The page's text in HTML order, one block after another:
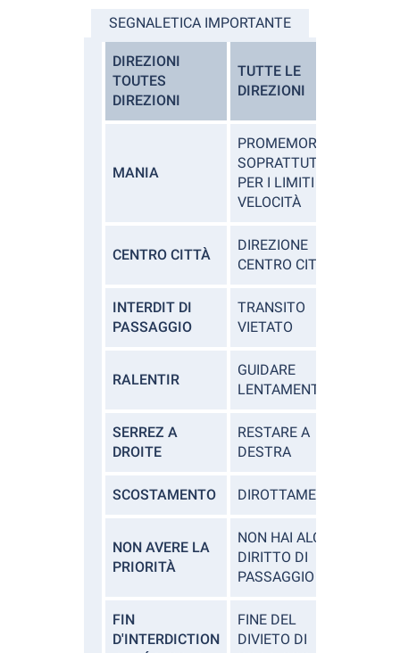
SEGNALETICA IMPORTANTE
DIREZIONI
TOUTES
DIREZIONI
TUTTE LE
DIREZIONI
MANIA
PROMEMORIA,
SOPRATTUTTO
PER I LIMITI DI
VELOCITÀ
CENTRO CITTÀ
DIREZIONE
CENTRO CITTÀ
INTERDIT DI
PASSAGGIO
TRANSITO
VIETATO
RALENTIR
GUIDARE
LENTAMENTE
SERREZ A
DROITE
RESTARE A
DESTRA
SCOSTAMENTO DIROTTAMENTO
NON AVERE LA
PRIORITÀ
NON HAI ALCUN
DIRITTO DI
PASSAGGIO
FIN
D'INTERDICTION
FINE DEL
DIVIETO DI